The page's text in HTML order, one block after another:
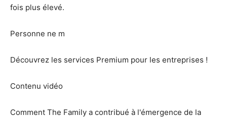
fois plus élevé.
Personne ne m
Découvrez les services Premium pour les entreprises !
Contenu vidéo
Comment The Family a contribué à l'émergence de la